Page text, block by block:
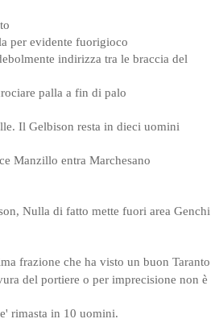
per evidente fuorigioco
indirizza tra le braccia del
palla a fin di palo
Il Gelbison resta in dieci uomini
Manzillo entra Marchesano
Nulla di fatto mette fuori area Genchi
frazione che ha visto un buon Taranto
del portiere o per imprecisione non è
rimasta in 10 uomini.